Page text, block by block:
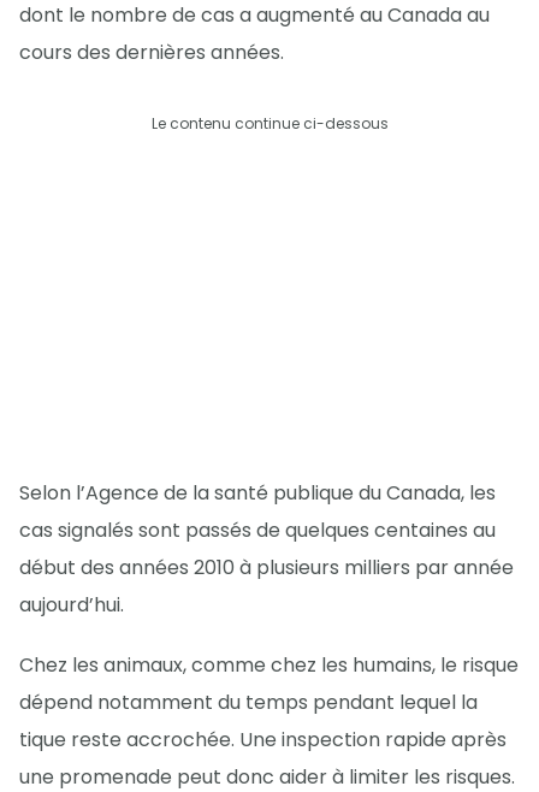
dont le nombre de cas a augmenté au Canada au
cours des dernières années.
Le contenu continue ci-dessous
Selon l’Agence de la santé publique du Canada, les
cas signalés sont passés de quelques centaines au
début des années 2010 à plusieurs milliers par année
aujourd’hui.
Chez les animaux, comme chez les humains, le risque
dépend notamment du temps pendant lequel la
tique reste accrochée. Une inspection rapide après
une promenade peut donc aider à limiter les risques.